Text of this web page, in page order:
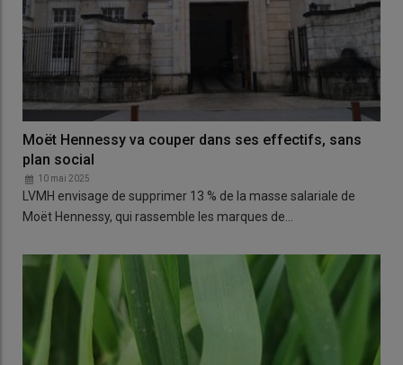
Moët Hennessy va couper dans ses effectifs, sans
plan social
10 mai 2025
LVMH envisage de supprimer 13 % de la masse salariale de
Moët Hennessy, qui rassemble les marques de…